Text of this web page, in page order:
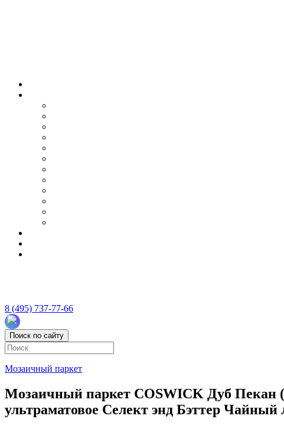
8 (495) 737-77-66
Поиск по сайту
Мозаичный паркет
Мозаичный паркет COSWICK Дуб Пекан
ультраматовое Селект энд Бэттер Чайный